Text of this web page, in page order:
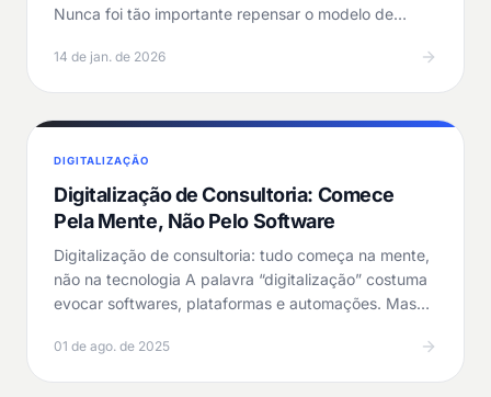
Nunca foi tão importante repensar o modelo de
14 de jan. de 2026
DIGITALIZAÇÃO
Digitalização de Consultoria: Comece
Pela Mente, Não Pelo Software
Digitalização de consultoria: tudo começa na mente,
não na tecnologia A palavra “digitalização” costuma
evocar softwares, plataformas e automações. Mas…
01 de ago. de 2025